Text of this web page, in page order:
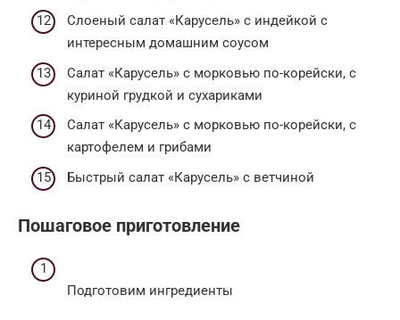
Слоеный салат «Карусель» с индейкой с
интересным домашним соусом
Салат «Карусель» с морковью по-корейски, с
куриной грудкой и сухариками
Салат «Карусель» с морковью по-корейски, с
картофелем и грибами
Быстрый салат «Карусель» с ветчиной
Пошаговое приготовление
Подготовим ингредиенты